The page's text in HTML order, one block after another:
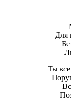
Для
Ты